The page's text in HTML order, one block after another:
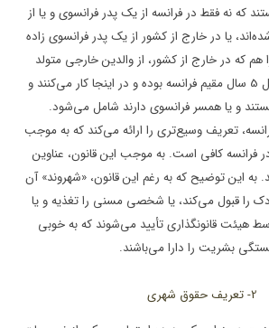
که نه فقط در فرانسه از یک پدر فرانسوی و یا از
یا در خارج از کشور از یک پدر فرانسوی زاده
هم که در خارج از کشور، از والدین خارجی متولد
شده‌اند و به مدت حداقل 5 سال مقیم فرانسه بوده و در اینجا کار می‌کنند و
و یا همسر فرانسوی دارند شامل می‌شود.
اساسی 1793 م فرانسه، تعریف وسیع‌تری را ارائه می‌کند که به موجب
کافی است. به موجب این قانون، عناوین
به این توضیح که به رغم این قانون، «شهروند» آن
قبول می‌کند، یا شخصی مسنی را تغذیه و یا
هیئت قانونگذاری تأیید می‌شوند که به خوبی
بشریت را دارا می‌باشند.
2- تعریف حقوق شهری